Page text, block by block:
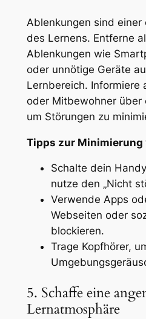
Ablenkungen sind einer
des Lernens. Entferne
Ablenkungen wie
oder unnötige Geräte
Lernbereich. Informiere
oder Mitbewohner über
um Störungen zu
Tipps zur Minimierung
Schalte dein
nutze den „Nicht
Verwende Apps
Webseiten oder
blockieren.
Trage Kopfhörer,
5. Schaffe eine
Lernatmosphäre